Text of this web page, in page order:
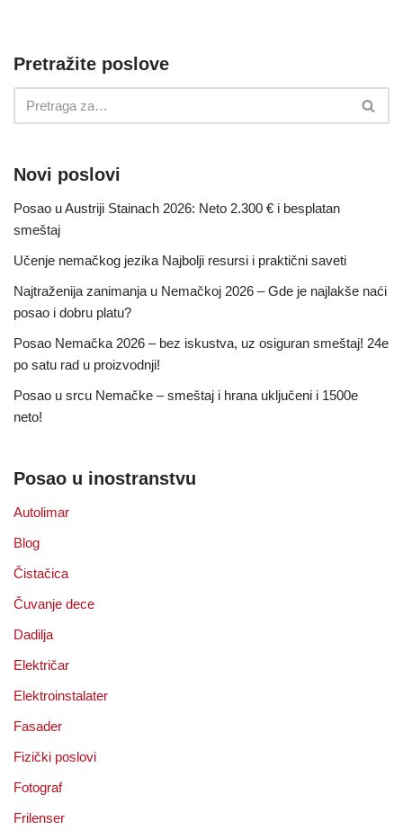
Pretražite poslove
Novi poslovi
Posao u Austriji Stainach 2026: Neto 2.300 € i besplatan
smeštaj
Učenje nemačkog jezika Najbolji resursi i praktični saveti
Najtraženija zanimanja u Nemačkoj 2026 – Gde je najlakše naći
posao i dobru platu?
Posao Nemačka 2026 – bez iskustva, uz osiguran smeštaj! 24e
po satu rad u proizvodnji!
Posao u srcu Nemačke – smeštaj i hrana uključeni i 1500e
neto!
Posao u inostranstvu
Autolimar
Blog
Čistačica
Čuvanje dece
Dadilja
Električar
Elektroinstalater
Fasader
Fizički poslovi
Fotograf
Frilenser